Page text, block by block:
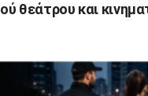
θεάτρου και